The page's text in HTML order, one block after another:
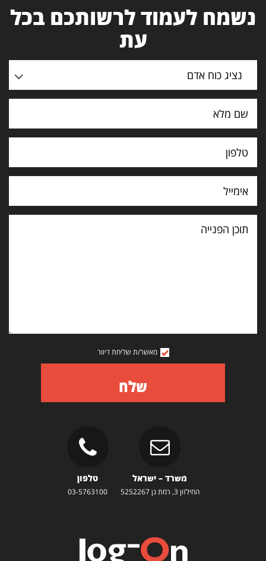
נשמח לעמוד לרשותכם בכל
עת
נציג כוח אדם
תוכן
הפנייה
מאשר/ת שליחת דיוור
שלח
משרד – ישראל
החילזון 3, רמת גן 5252267
טלפון
03-5763100